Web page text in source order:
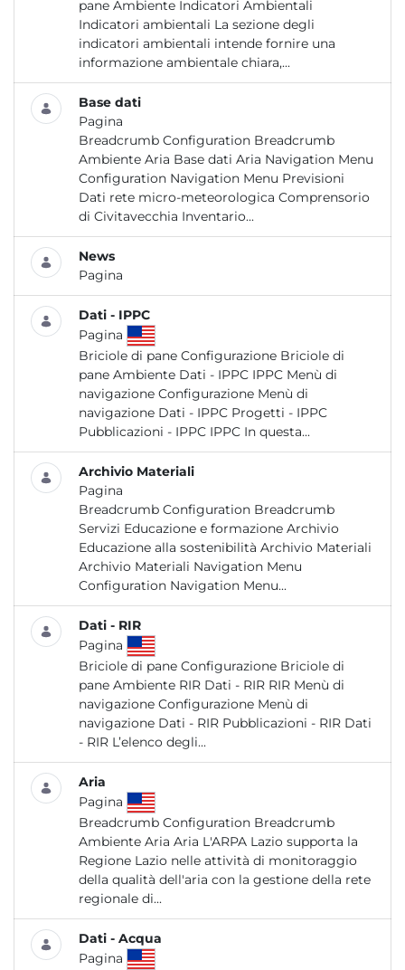
pane Ambiente Indicatori Ambientali
Indicatori ambientali La sezione degli
indicatori ambientali intende fornire una
informazione ambientale chiara,...
Base dati
Pagina
Breadcrumb Configuration Breadcrumb
Ambiente Aria Base dati Aria Navigation Menu
Configuration Navigation Menu Previsioni
Dati rete micro-meteorologica Comprensorio
di Civitavecchia Inventario...
News
Pagina
Dati - IPPC
Pagina
Briciole di pane Configurazione Briciole di
pane Ambiente Dati - IPPC IPPC Menù di
navigazione Configurazione Menù di
navigazione Dati - IPPC Progetti - IPPC
Pubblicazioni - IPPC IPPC In questa...
Archivio Materiali
Pagina
Breadcrumb Configuration Breadcrumb
Servizi Educazione e formazione Archivio
Educazione alla sostenibilità Archivio Materiali
Archivio Materiali Navigation Menu
Configuration Navigation Menu...
Dati - RIR
Pagina
Briciole di pane Configurazione Briciole di
pane Ambiente RIR Dati - RIR RIR Menù di
navigazione Configurazione Menù di
navigazione Dati - RIR Pubblicazioni - RIR Dati
- RIR L’elenco degli...
Aria
Pagina
Breadcrumb Configuration Breadcrumb
Ambiente Aria Aria L'ARPA Lazio supporta la
Regione Lazio nelle attività di monitoraggio
della qualità dell'aria con la gestione della rete
regionale di...
Dati - Acqua
Pagina